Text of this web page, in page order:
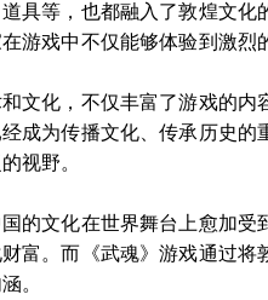
具等，也都融入了敦煌文
游戏中不仅能够体验到激
和文化，不仅丰富了游戏的
成为传播文化、传承历史
视野。
的文化在世界舞台上愈加
富。而《武魂》游戏通过
。